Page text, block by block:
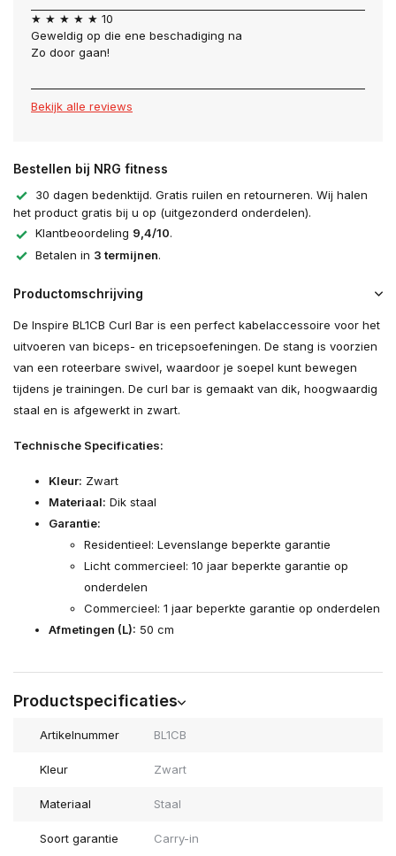
★ ★ ★ ★ ★ 10
Geweldig op die ene beschadiging na
Zo door gaan!
Bekijk alle reviews
Bestellen bij NRG fitness
30 dagen bedenktijd. Gratis ruilen en retourneren. Wij halen
het product gratis bij u op (uitgezonderd onderdelen).
Klantbeoordeling 9,4/10.
Betalen in 3 termijnen.
Productomschrijving
De Inspire BL1CB Curl Bar is een perfect kabelaccessoire voor het
uitvoeren van biceps- en tricepsoefeningen. De stang is voorzien
van een roteerbare swivel, waardoor je soepel kunt bewegen
tijdens je trainingen. De curl bar is gemaakt van dik, hoogwaardig
staal en is afgewerkt in zwart.
Technische Specificaties:
Kleur: Zwart
Materiaal: Dik staal
Garantie:
Residentieel: Levenslange beperkte garantie
Licht commercieel: 10 jaar beperkte garantie op
onderdelen
Commercieel: 1 jaar beperkte garantie op onderdelen
Afmetingen (L): 50 cm
Productspecificaties
Artikelnummer BL1CB
Kleur Zwart
Materiaal Staal
Soort garantie Carry-in